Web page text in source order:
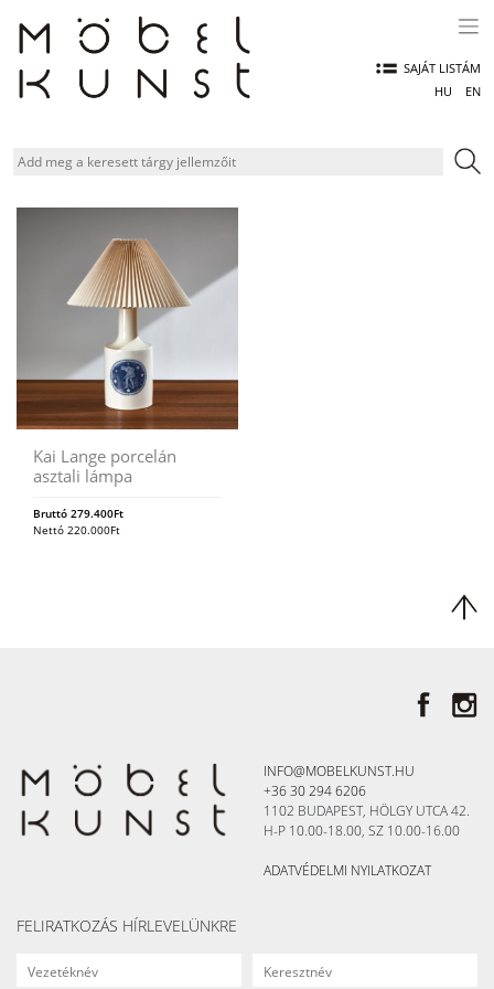
content
SAJÁT LISTÁM
HU
EN
Kai Lange porcelán
asztali lámpa
Bruttó 279.400Ft
Nettó 220.000Ft
INFO@MOBELKUNST.HU
+36 30 294 6206
1102 BUDAPEST, HÖLGY UTCA 42.
H-P 10.00-18.00, SZ 10.00-16.00
ADATVÉDELMI NYILATKOZAT
FELIRATKOZÁS HÍRLEVELÜNKRE